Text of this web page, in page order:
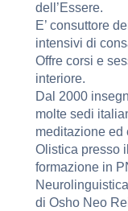
dell’Essere.
E’ consuttore
intensivi di
Offre corsi e
interiore.
Dal 2000
molte sedi
meditazione ed
Olistica presso
formazione in
di Osho Neo